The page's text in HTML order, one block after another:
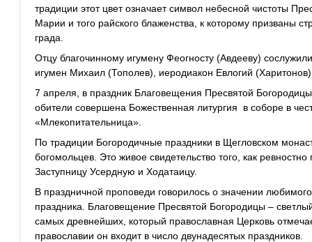
традиции этот цвет означает символ небесной чистоты
Марии и того райского блаженства, к которому призваны
града.
Отцу благочинному игумену Феогносту (Авдееву)
игумен Михаил (Тополев), иеродиакон Евлогий
7 апреля, в праздник Благовещения Пресвятой
обители совершена Божественная литургия в соборе в
«Млекопитательница».
По традиции Богородичные праздники в Щегловском
богомольцев. Это живое свидетельство того, как
Заступницу Усердную и Ходатаицу.
В праздничной проповеди говорилось о значении
праздника. Благовещение Пресвятой Богородицы –
самых древнейших, который православная Церковь
православии он входит в число двунадесятых праздников.